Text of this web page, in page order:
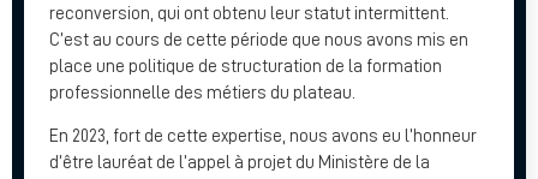
reconversion, qui ont obtenu leur statut intermittent.
C’est au cours de cette période que nous avons mis en
place une politique de structuration de la formation
professionnelle des métiers du plateau.
En 2023, fort de cette expertise, nous avons eu l’honneur
d’être lauréat de l’appel à projet du Ministère de la